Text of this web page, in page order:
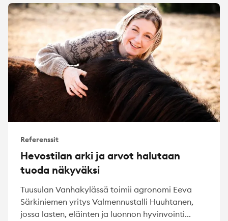
Referenssit
Hevostilan arki ja arvot halutaan
tuoda näkyväksi
Tuusulan Vanhakylässä toimii agronomi Eeva
Särkiniemen yritys Valmennustalli Huuhtanen,
jossa lasten, eläinten ja luonnon hyvinvointi...